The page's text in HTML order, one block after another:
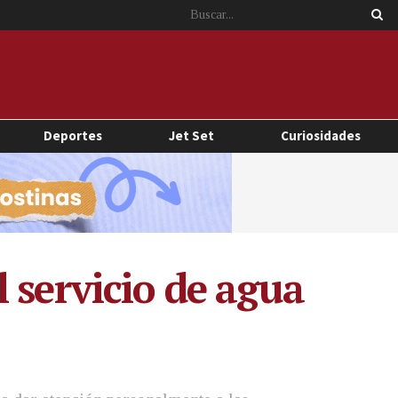
Deportes Jet Set Curiosidades
de agua